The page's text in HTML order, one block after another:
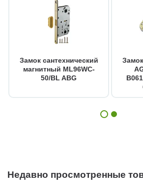
Замок сантехнический
магнитный ML96WC-
50/BL ABG
Недавно просмотренные